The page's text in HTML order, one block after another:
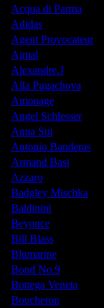
Acqua di Parma
Adidas
Agent Provocateur
Ajmal
Alexandre.J
Alla Pugachova
Amouage
Angel Schlesser
Anna Sui
Antonio Banderas
Armand Basi
Azzaro
Badgley Mischka
Baldinini
Beyonce
Bill Blass
Blumarine
Bond No.9
Bottega Veneta
Boucheron